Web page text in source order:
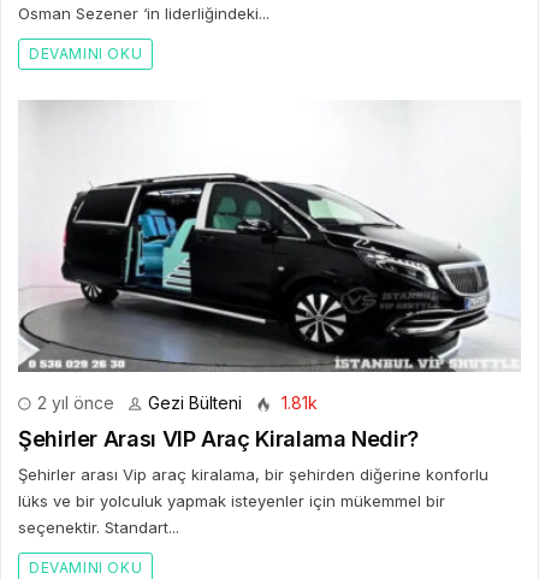
Osman Sezener ‘in liderliğindeki...
DEVAMINI OKU
2 yıl önce Gezi Bülteni 1.81k
Şehirler Arası VIP Araç Kiralama Nedir?
Şehirler arası Vip araç kiralama, bir şehirden diğerine konforlu
lüks ve bir yolculuk yapmak isteyenler için mükemmel bir
seçenektir. Standart...
DEVAMINI OKU